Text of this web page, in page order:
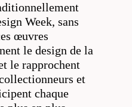
Week, sans
œuvres
le design de la
le rapprochent
et
chaque